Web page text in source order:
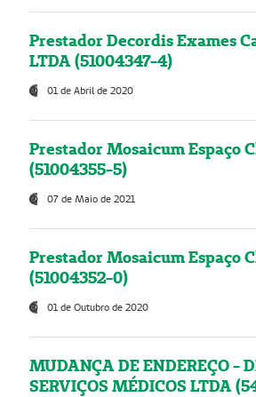
Prestador Decordis Exames
LTDA (51004347-4)
01 de Abril de 2020
Prestador Mosaicum Espaço
(51004355-5)
07 de Maio de 2021
Prestador Mosaicum Espaço
(51004352-0)
01 de Outubro de 2020
MUDANÇA DE ENDEREÇO -
SERVIÇOS MÉDICOS LTDA